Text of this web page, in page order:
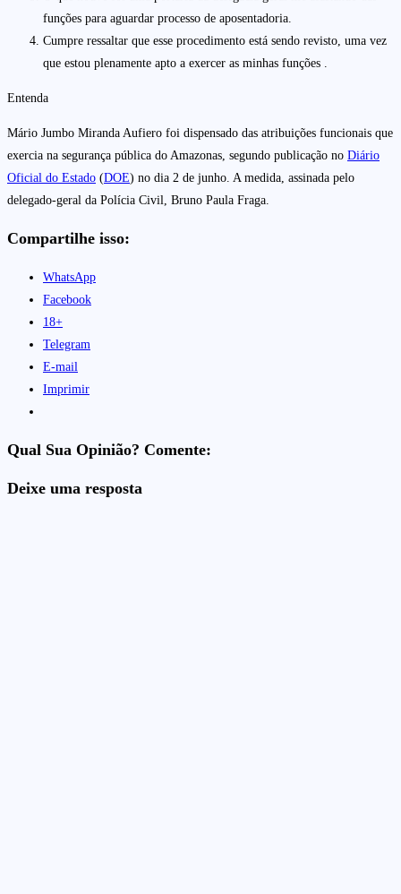
funções para aguardar processo de aposentadoria.
Cumpre ressaltar que esse procedimento está sendo revisto, uma vez
que estou plenamente apto a exercer as minhas funções .
Entenda
Mário Jumbo Miranda Aufiero foi dispensado das atribuições funcionais que
exercia na segurança pública do Amazonas, segundo publicação no Diário
Oficial do Estado (DOE) no dia 2 de junho. A medida, assinada pelo
delegado-geral da Polícia Civil, Bruno Paula Fraga.
Compartilhe isso:
WhatsApp
Facebook
18+
Telegram
E-mail
Imprimir
Qual Sua Opinião? Comente:
Deixe uma resposta